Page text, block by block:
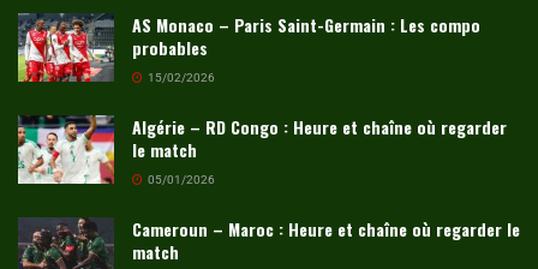
AS Monaco – Paris Saint-Germain : Les compo
probables
15/02/2026
Algérie – RD Congo : Heure et chaîne où regarder
le match
05/01/2026
Cameroun – Maroc : Heure et chaîne où regarder le
match